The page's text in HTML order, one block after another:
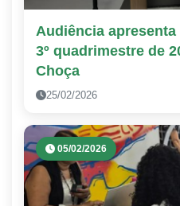
Audiência
3º quadrimestre de
Choça
25/02/2026
05/02/2026